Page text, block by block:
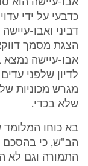
אבו-עיישה הוא
כדבעי על ידי
דביני ואבו-
הצגת מסמך
אבו-עיישה נמצא
לדיון שלפני
מגרש מכוניות
שלא בכדי.
בא כוחו המלומד
הב"ש, כי בהסכם
התמורה וגם לא